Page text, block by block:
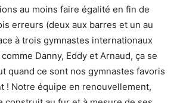
au moins faire égalité en fin de
erreurs (deux aux barres et un au
à trois gymnastes internationaux
Danny, Eddy et Arnaud, ça se
quand ce sont nos gymnastes favoris
! Notre équipe en renouvellement,